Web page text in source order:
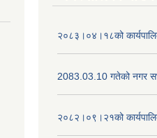
२०८३।०४।१८को
2083.03.10 गतेको नगर
२०८२।०९।२१को